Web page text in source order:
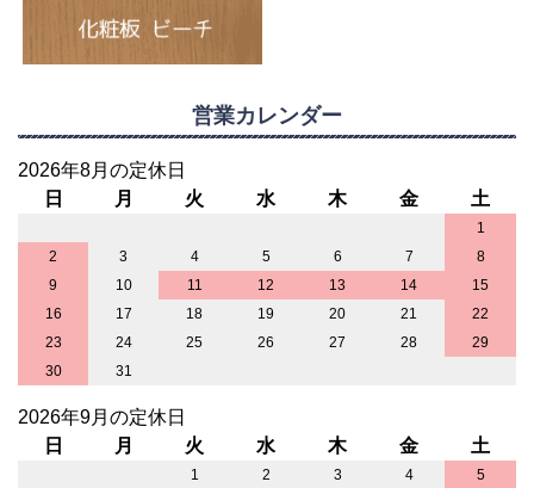
営業カレンダー
2026年8月の定休日
日
月 火 水 木 金 土
1
2
3 4 5 6 7
8
9
10 11 12 13 14
15
16
17 18 19 20 21
22
23
24 25 26 27 28
29
30
31
2026年9月の定休日
日
月 火 水 木 金 土
1 2 3 4
5